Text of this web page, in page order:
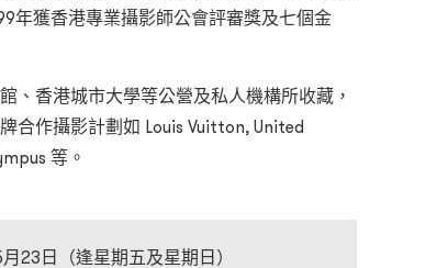
年獲香港專業攝影師公會評審獎及七個金
、香港城市大學等公營及私人機構所收藏，
合作攝影計劃如 Louis Vuitton, United
等。
23日（逢星期五及星期日）